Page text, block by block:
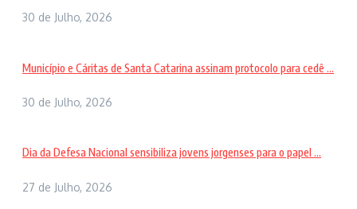
30 de Julho, 2026
Município e Cáritas de Santa Catarina assinam protocolo para cedê ...
30 de Julho, 2026
Dia da Defesa Nacional sensibiliza jovens jorgenses para o papel ...
27 de Julho, 2026